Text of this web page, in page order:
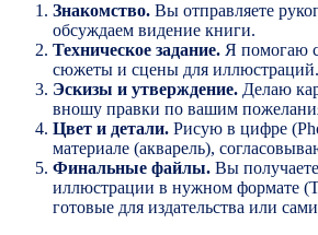
Знакомство. Вы отправляете
обсуждаем видение книги.
Техническое задание. Я помогаю
сюжеты и сцены для иллюстраций.
Эскизы и утверждение. Делаю
вношу правки по вашим
Цвет и детали. Рисую в цифре
материале (акварель),
Финальные файлы. Вы
иллюстрации в нужном формате
готовые для издательства или